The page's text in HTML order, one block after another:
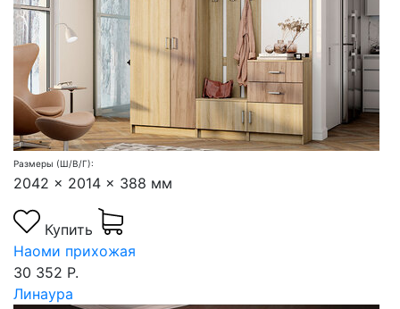
Размеры (Ш/В/Г):
2042 x 2014 x 388 мм
Купить
Наоми прихожая
30 352 Р.
Линаура